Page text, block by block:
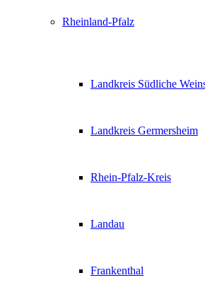
Rheinland-Pfalz
Landkreis Südliche
Landkreis Germersheim
Rhein-Pfalz-Kreis
Landau
Frankenthal